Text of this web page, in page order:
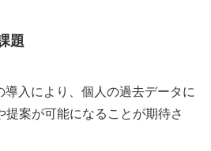
題
導入により、個人の過去データに
提案が可能になることが期待さ